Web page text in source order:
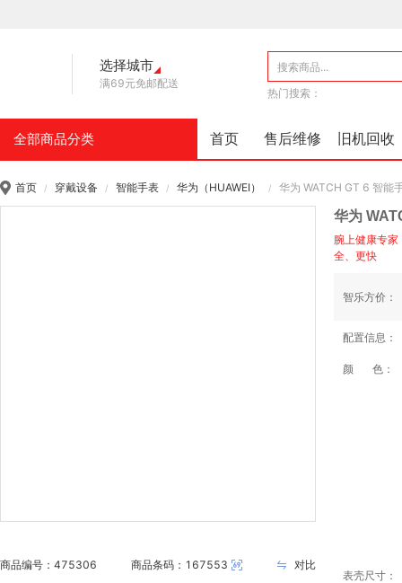
选择城市
满69元免邮配送
热门搜索：
全部商品分类 首页 售后维修 旧机回收
首页 / 穿戴设备 / 智能手表 / 华为（HUAWEI） / 华为 WATCH GT 6 智能
商品编号：475306 商品条码：167553 对比
华为
腕上健康专
全、更快
智乐方价：
配置信息：
颜 色：
表壳尺寸：